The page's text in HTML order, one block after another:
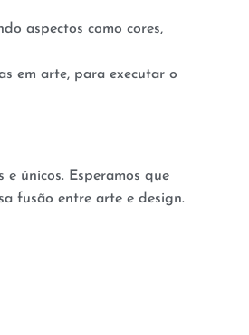
aspectos como cores,
em arte, para executar o
únicos. Esperamos que
fusão entre arte e design.